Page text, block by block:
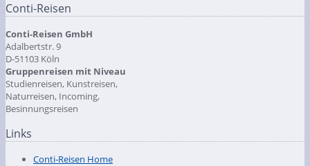
Conti-Reisen
Conti-Reisen GmbH
Adalbertstr. 9
D-51103 Köln
Gruppenreisen mit Niveau
Studienreisen, Kunstreisen,
Naturreisen, Incoming,
Besinnungsreisen
Links
Conti-Reisen Home